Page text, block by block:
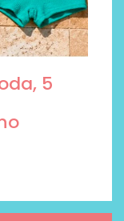
5